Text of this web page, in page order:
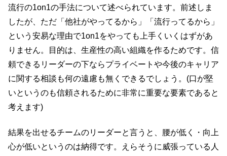
流行の1on1の手法について述べられています。前述しま
したが、ただ「他社がやってるから」「流行ってるから」
という安易な理由で1on1をやっても上手くいくはずがあ
りません。目的は、生産性の高い組織を作るためです。信
頼できるリーダーの下ならプライベートや今後のキャリア
に関する相談も何の遠慮も無くできるでしょう。(口が堅
いというのも信頼されるために非常に重要な要素であると
考えます)
結果を出せるチームのリーダーと言うと、腰が低く・向上
心が低いというのは納得です。えらそうに威張っている人